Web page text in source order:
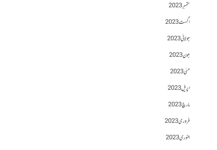
ستمبر 2023
اگست 2023
جولائی 2023
جون 2023
مئی 2023
اپریل 2023
مارچ 2023
فروری 2023
جنوری 2023